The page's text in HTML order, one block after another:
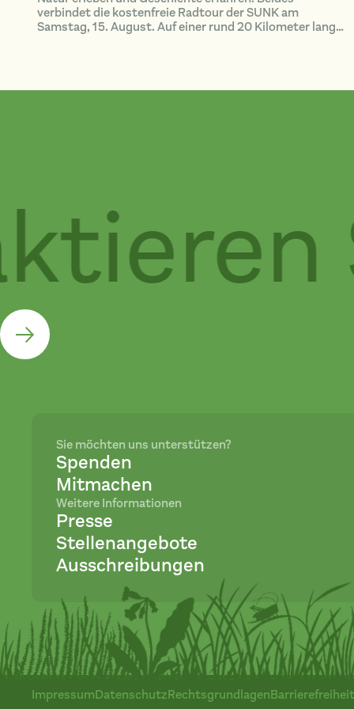
verbindet die kostenfreie Radtour der SUNK am
Samstag, 15. August. Auf einer rund 20 Kilometer langen
Sie möchten uns unterstützen?
Spenden
Mitmachen
Weitere Informationen
Presse
Stellenangebote
Ausschreibungen
ImpressumDatenschutzRechtsgrundlagen